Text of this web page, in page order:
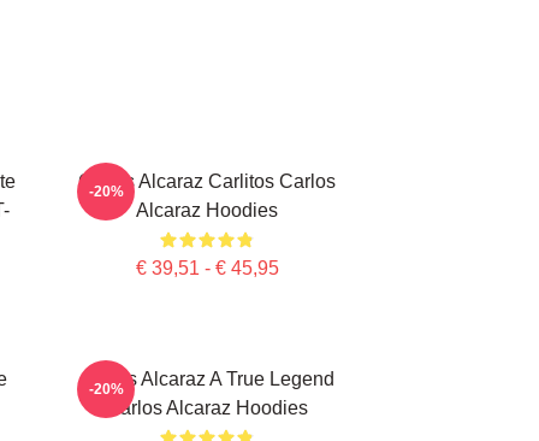
Carlos Alcaraz Carlitos Carlos
Alcaraz Hoodies
€ 39,51 - € 45,95
-20%
Carlos Alcaraz A True Legend
Carlos Alcaraz Hoodies
-20%